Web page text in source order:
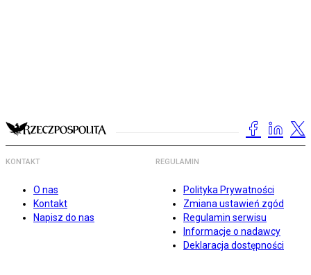
KONTAKT
O nas
Kontakt
Napisz do nas
REGULAMIN
Polityka Prywatności
Zmiana ustawień zgód
Regulamin serwisu
Informacje o nadawcy
Deklaracja dostępności